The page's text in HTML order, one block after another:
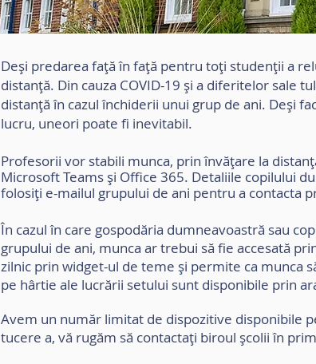
Deși predarea față în față pentru toți studenții a
distanță. Din cauza COVID-19 și a diferitelor sale
distanță în cazul închiderii unui grup de ani. Deși
lucru, uneori poate fi inevitabil.
Profesorii vor stabili munca, prin învățare la
Microsoft Teams și Office 365. Detaliile copilului
folosiți e-mailul grupului de ani pentru a contacta
În cazul în care gospodăria dumneavoastră sau
grupului de ani, munca ar trebui să fie accesată
zilnic prin widget-ul de teme și permite ca munca
pe hârtie ale lucrării setului sunt disponibile prin
Avem un număr limitat de dispozitive disponibile
tucere a, vă rugăm să contactați biroul școlii în